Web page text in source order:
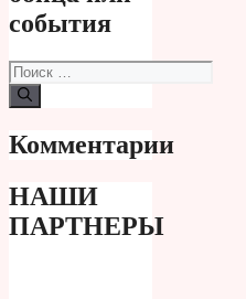
события
Поиск:
Комментарии
НАШИ
ПАРТНЕРЫ